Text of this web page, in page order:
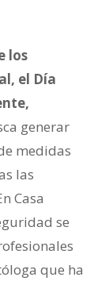
los
el Día
generar
medidas
las
Casa
se
que ha